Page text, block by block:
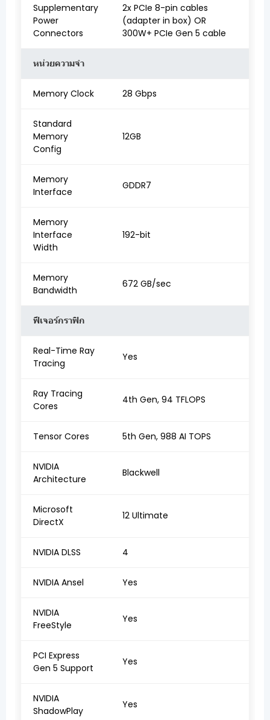
Supplementary
Power
Connectors
2x PCIe 8-pin cables
(adapter in box) OR
300W+ PCIe Gen 5 cable
หน่วยความจำ
Memory Clock 28 Gbps
Standard
Memory
Config
12GB
Memory
Interface
GDDR7
Memory
Interface
Width
192-bit
Memory
Bandwidth
672 GB/sec
ฟีเจอร์กราฟิก
Real-Time Ray
Tracing
Yes
Ray Tracing
Cores
4th Gen, 94 TFLOPS
Tensor Cores 5th Gen, 988 AI TOPS
NVIDIA
Architecture
Blackwell
Microsoft
DirectX
12 Ultimate
NVIDIA DLSS 4
NVIDIA Ansel Yes
NVIDIA
FreeStyle
Yes
PCI Express
Gen 5 Support
Yes
NVIDIA
ShadowPlay
Yes